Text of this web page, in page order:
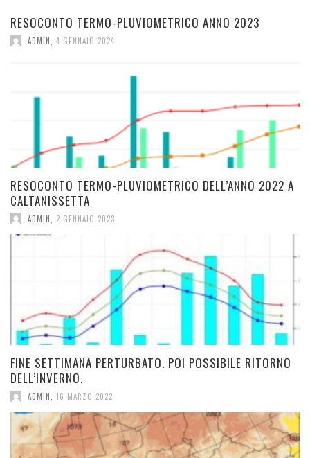
RESOCONTO TERMO-PLUVIOMETRICO ANNO 2023
ADMIN 4 GENNAIO 2024
RESOCONTO TERMO-PLUVIOMETRICO DELL’ANNO 2022 A
CALTANISSETTA
ADMIN 2 GENNAIO 2023
FINE SETTIMANA PERTURBATO. POI POSSIBILE RITORNO
DELL’INVERNO.
ADMIN 16 MARZO 2022